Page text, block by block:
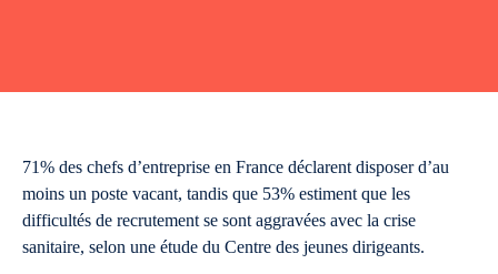
71% des chefs d’entreprise en France déclarent disposer d’au
moins un poste vacant, tandis que 53% estiment que les
difficultés de recrutement se sont aggravées avec la crise
sanitaire, selon une étude du Centre des jeunes dirigeants.